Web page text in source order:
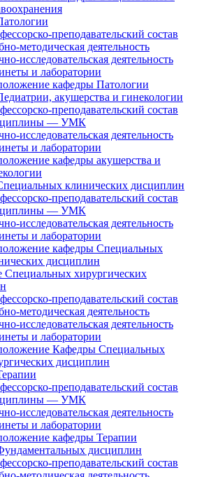
преподавательский состав
методическая деятельность
исследовательская деятельность
и лаборатории
кафедры Патологии
акушерства и гинекологии
преподавательский состав
— УМК
исследовательская деятельность
и лаборатории
кафедры акушерства и
клинических дисциплин
преподавательский состав
— УМК
исследовательская деятельность
и лаборатории
кафедры Специальных
дисциплин
Специальных хирургических
преподавательский состав
методическая деятельность
исследовательская деятельность
и лаборатории
Кафедры Специальных
дисциплин
преподавательский состав
— УМК
исследовательская деятельность
и лаборатории
кафедры Терапии
дисциплин
преподавательский состав